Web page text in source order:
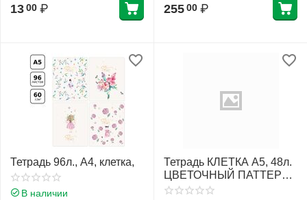
13 00 ₽ 255 00 ₽
Тетрадь 96л., А4, клетка,
В наличии
Тетрадь КЛЕТКА А5, 48л.
ЦВЕТОЧНЫЙ ПАТТЕРН -
14, цветная спираль, цвет.